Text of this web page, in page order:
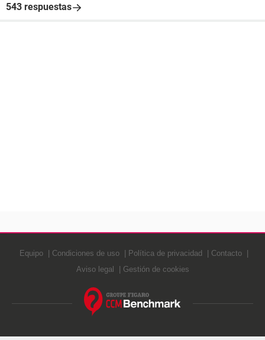
543 respuestas
Equipo Condiciones de uso Política de privacidad
Contacto
Aviso legal
Gestión de cookies